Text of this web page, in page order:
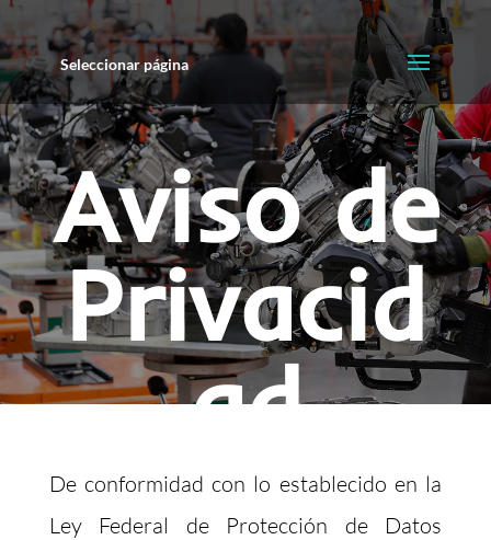
Seleccionar página
Aviso de
Privacid
ad
De conformidad con lo establecido en la
Ley Federal de Protección de Datos